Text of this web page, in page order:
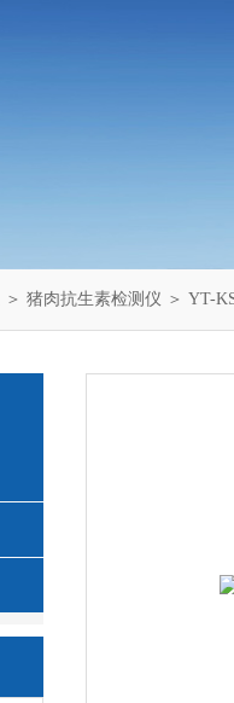
＞ 猪肉抗生素检测仪 ＞ YT-